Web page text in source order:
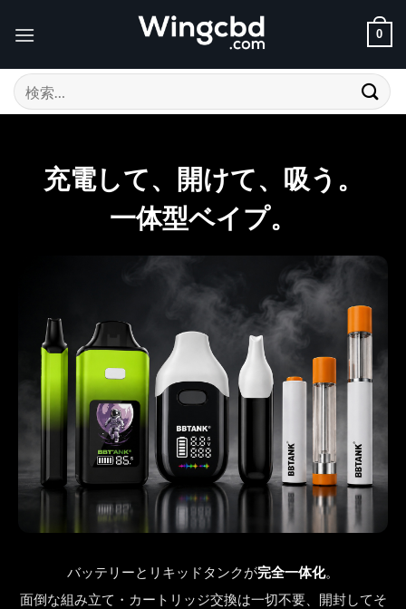
0
検
索
充電して、開けて、吸う。
一体型ベイプ。
バッテリーとリキッドタンクが完全一体化。
面倒な組み立て・カートリッジ交換は一切不要、開封してそ